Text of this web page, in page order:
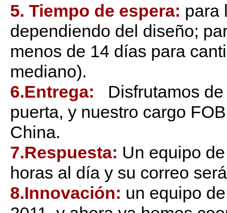
5. Tiempo de espera: para
dependiendo del diseño;
menos de 14 días para
mediano).
6.Entrega:
Disfrutamos
puerta, y nuestro cargo
China.
7.Respuesta: Un equipo
horas al día y su correo
8.Innovación: un equipo